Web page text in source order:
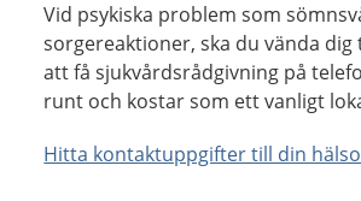
Vid psykiska problem som
sorgereaktioner, ska du vända
att få sjukvårdsrådgivning på
runt och kostar som ett vanligt
Hitta kontaktuppgifter till din